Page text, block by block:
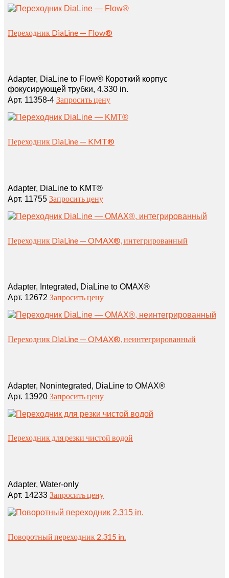
Переходник DiaLine — Flow®
Adapter, DiaLine to Flow® Короткий корпус
фокусирующей трубки, 4.330 in.
Арт. 11358-4 Запросить цену
Переходник DiaLine — KMT®
Adapter, DiaLine to KMT®
Арт. 11755 Запросить цену
Переходник DiaLine — OMAX®, интегрированный
Adapter, Integrated, DiaLine to OMAX®
Арт. 12672 Запросить цену
Переходник DiaLine — OMAX®, неинтегрированный
Adapter, Nonintegrated, DiaLine to OMAX®
Арт. 13920 Запросить цену
Переходник для резки чистой водой
Adapter, Water‑only
Арт. 14233 Запросить цену
Поворотный переходник 2.315 in.